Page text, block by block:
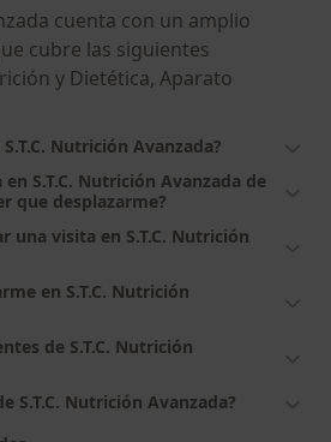
cuenta con un amplio
cubre las siguientes
y Dietética, Aparato
Nutrición Avanzada?
S.T.C. Nutrición Avanzada de
que desplazarme?
una visita en S.T.C. Nutrición
en S.T.C. Nutrición
de S.T.C. Nutrición
S.T.C. Nutrición Avanzada?